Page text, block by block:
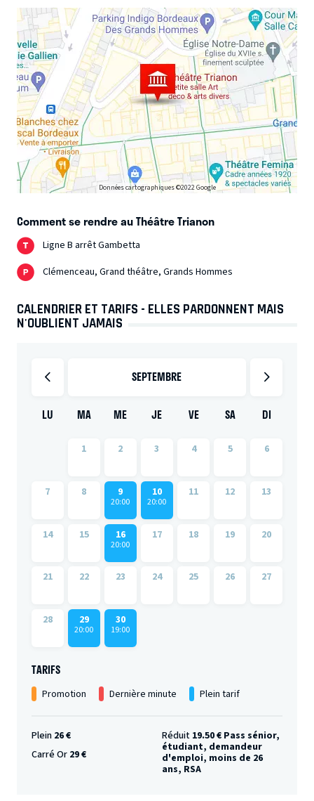
Distribution :
Elena BRU
Jane CHAMAT
Antoine TISSANDIER
Données cartographiques ©2022 Google
Comment se rendre au Théâtre Trianon
Ligne B arrêt Gambetta
Clémenceau, Grand théâtre, Grands Hommes
CALENDRIER ET TARIFS - ELLES PARDONNENT MAIS
N'OUBLIENT JAMAIS
SEPTEMBRE
LU MA ME JE VE SA DI
1 2 3 4 5 6
7 8 9
20:00
10
20:00
11 12 13
14 15 16
20:00
17 18 19 20
21 22 23 24 25 26 27
28 29
20:00
30
19:00
TARIFS
Promotion Dernière minute Plein tarif
Plein 26 €
Carré Or 29 €
Réduit 19.50 € Pass sénior,
étudiant, demandeur
d'emploi, moins de 26
ans, RSA